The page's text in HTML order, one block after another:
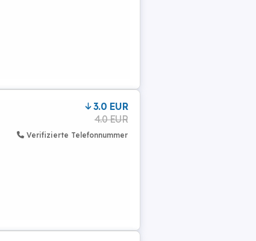
3.0 EUR
4.0 EUR
Verifizierte Telefonnummer